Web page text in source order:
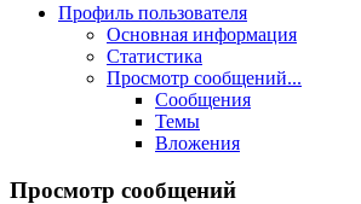
Профиль пользователя
Основная информация
Статистика
Просмотр сообщений...
Сообщения
Темы
Вложения
Просмотр сообщений